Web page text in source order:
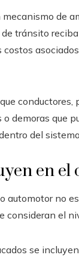
de
tránsito
demoras que
del
en el
automotor no
el
se